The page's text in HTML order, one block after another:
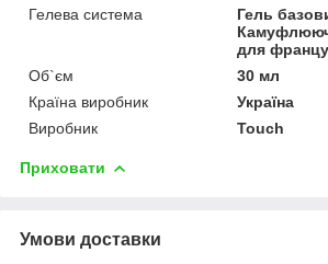
Гелева система
Гель
для
Об`єм
30 мл
Країна виробник
Україна
Виробник
Touch
Приховати
Умови доставки